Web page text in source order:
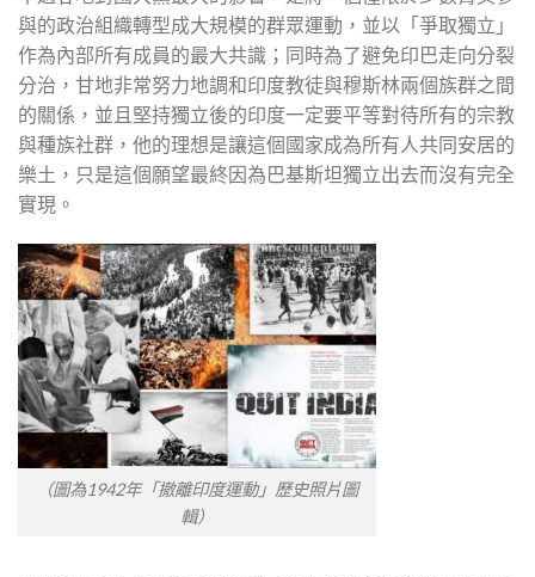
與的政治組織轉型成大規模的群眾運動，並以「爭取獨立」
作為內部所有成員的最大共識；同時為了避免印巴走向分裂
分治，甘地非常努力地調和印度教徒與穆斯林兩個族群之間
的關係，並且堅持獨立後的印度一定要平等對待所有的宗教
與種族社群，他的理想是讓這個國家成為所有人共同安居的
樂土，只是這個願望最終因為巴基斯坦獨立出去而沒有完全
實現。
（圖為1942年「撤離印度運動」歷史照片圖
輯）